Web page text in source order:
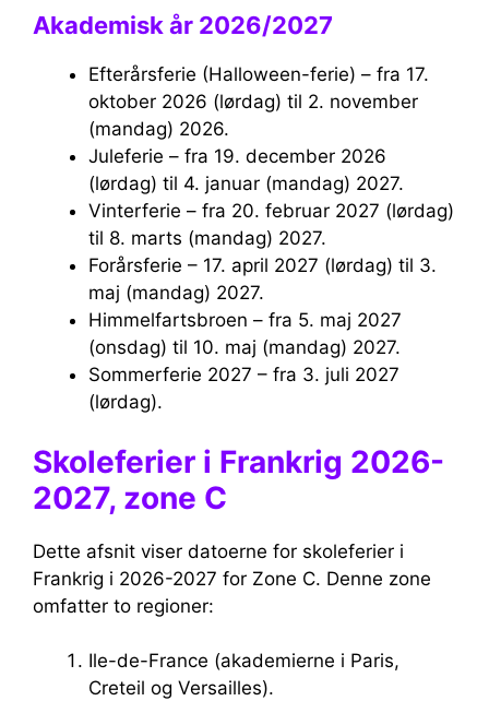
Akademisk år 2026/2027
Efterårsferie (Halloween-ferie) – fra 17.
oktober 2026 (lørdag) til 2. november
(mandag) 2026.
Juleferie – fra 19. december 2026
(lørdag) til 4. januar (mandag) 2027.
Vinterferie – fra 20. februar 2027 (lørdag)
til 8. marts (mandag) 2027.
Forårsferie – 17. april 2027 (lørdag) til 3.
maj (mandag) 2027.
Himmelfartsbroen – fra 5. maj 2027
(onsdag) til 10. maj (mandag) 2027.
Sommerferie 2027 – fra 3. juli 2027
(lørdag).
Skoleferier i Frankrig 2026-
2027, zone C
Dette afsnit viser datoerne for skoleferier i
Frankrig i 2026-2027 for Zone C. Denne zone
omfatter to regioner:
Ile-de-France (akademierne i Paris,
Creteil og Versailles).